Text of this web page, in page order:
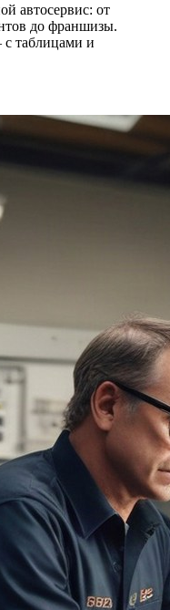
автосервис: от
до франшизы.
таблицами и